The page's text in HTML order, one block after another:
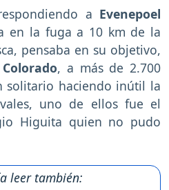
a Evenepoel
en la fuga a 10 km de la
pensaba en su objetivo,
, a más de 2.700
solitario haciendo inútil la
uno de ellos fue el
Higuita quien no pudo
leer también: